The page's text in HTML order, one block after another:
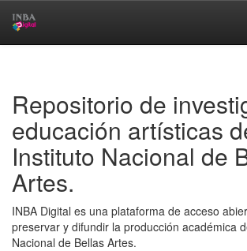
Repositorio de
educación artísticas
Instituto Nacional de
Artes.
INBA Digital es una plataforma de acceso
preservar y difundir la producción académica
Nacional de Bellas Artes.